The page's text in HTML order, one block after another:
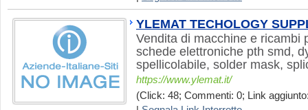
YLEMAT TECHOLOGY
Vendita di macchine e ricambi
schede elettroniche pth smd,
spellicolabile, solder mask,
https://www.ylemat.it/
(Click: 48; Commenti: 0; Link